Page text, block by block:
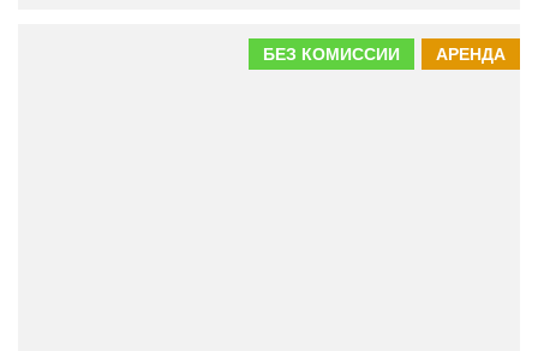
АРЕНДА
БЕЗ КОМИССИИ